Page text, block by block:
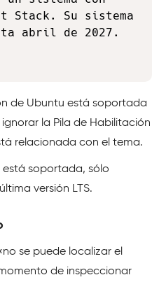
Stack. Su sistema
abril de 2027.
de Ubuntu está soportada
la Pila de Habilitación
relacionada con el tema.
está soportada, sólo
versión LTS.
se puede localizar el
de inspeccionar